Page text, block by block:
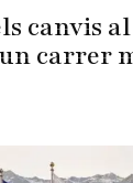
canvis
carrer